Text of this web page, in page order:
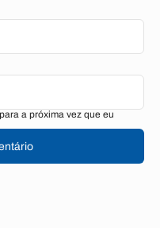
a próxima vez que eu